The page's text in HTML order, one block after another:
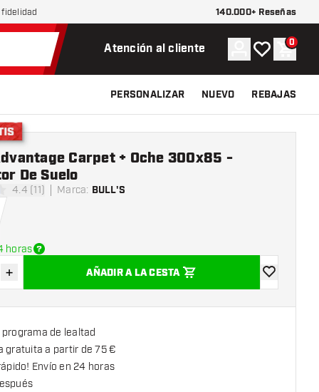
140.000+ Reseñas
Atención al cliente Cuenta
Mi lista de
0
PERSONALIZAR NUEVO REBAJAS
de puntuación
4.4 (11) Marca: BULL'S
Carpet + Oche 300x85 -
De Suelo
horas
cantidad
Aumentar cantidad
+ AÑADIR A LA CESTA
añadir a la
de lealtad
gratuita a partir de 75 €
Envío en 24 horas